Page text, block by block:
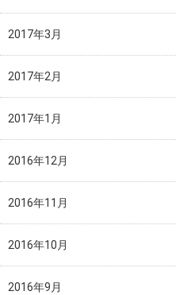
2017年3月
2017年2月
2017年1月
2016年12月
2016年11月
2016年10月
2016年9月